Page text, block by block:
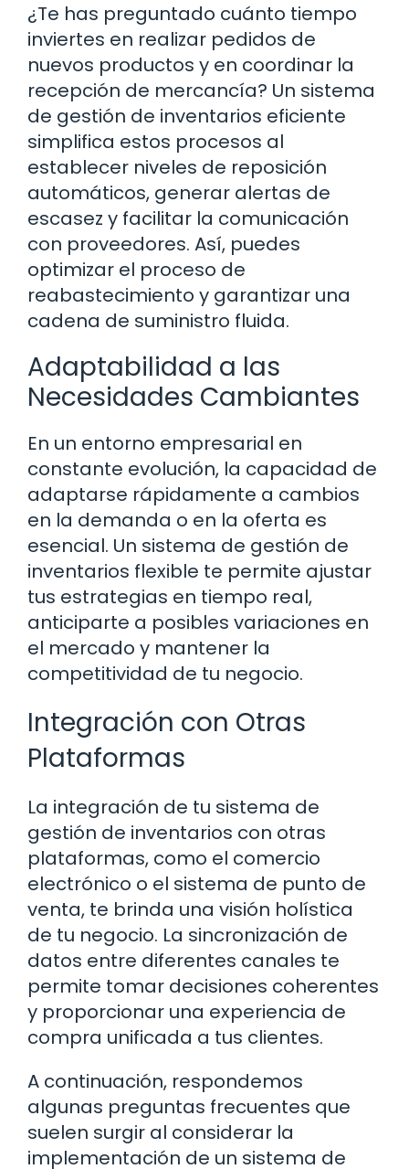
¿Te has preguntado cuánto tiempo
inviertes en realizar pedidos de
nuevos productos y en coordinar la
recepción de mercancía? Un sistema
de gestión de inventarios eficiente
simplifica estos procesos al
establecer niveles de reposición
automáticos, generar alertas de
escasez y facilitar la comunicación
con proveedores. Así, puedes
optimizar el proceso de
reabastecimiento y garantizar una
cadena de suministro fluida.
Adaptabilidad a las
Necesidades Cambiantes
En un entorno empresarial en
constante evolución, la capacidad de
adaptarse rápidamente a cambios
en la demanda o en la oferta es
esencial. Un sistema de gestión de
inventarios flexible te permite ajustar
tus estrategias en tiempo real,
anticiparte a posibles variaciones en
el mercado y mantener la
competitividad de tu negocio.
Integración con Otras
Plataformas
La integración de tu sistema de
gestión de inventarios con otras
plataformas, como el comercio
electrónico o el sistema de punto de
venta, te brinda una visión holística
de tu negocio. La sincronización de
datos entre diferentes canales te
permite tomar decisiones coherentes
y proporcionar una experiencia de
compra unificada a tus clientes.
A continuación, respondemos
algunas preguntas frecuentes que
suelen surgir al considerar la
implementación de un sistema de